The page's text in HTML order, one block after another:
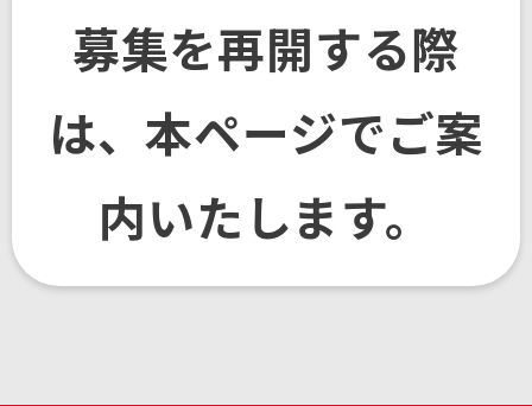
募集を再開する際
は、本ページでご案
内いたします。